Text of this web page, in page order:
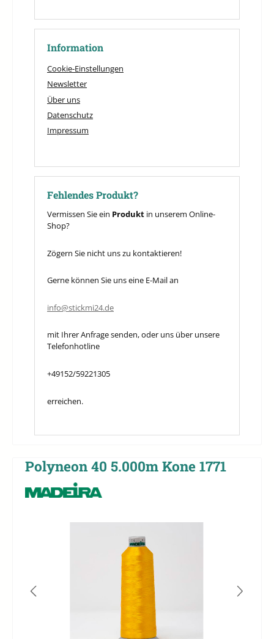
Information
Cookie-Einstellungen
Newsletter
Über uns
Datenschutz
Impressum
Fehlendes Produkt?
Vermissen Sie ein Produkt in unserem Online-
Shop?
Zögern Sie nicht uns zu kontaktieren!
Gerne können Sie uns eine E-Mail an
info@stickmi24.de
mit Ihrer Anfrage senden, oder uns über unsere
Telefonhotline
+49152/59221305
erreichen.
Polyneon 40 5.000m Kone 1771